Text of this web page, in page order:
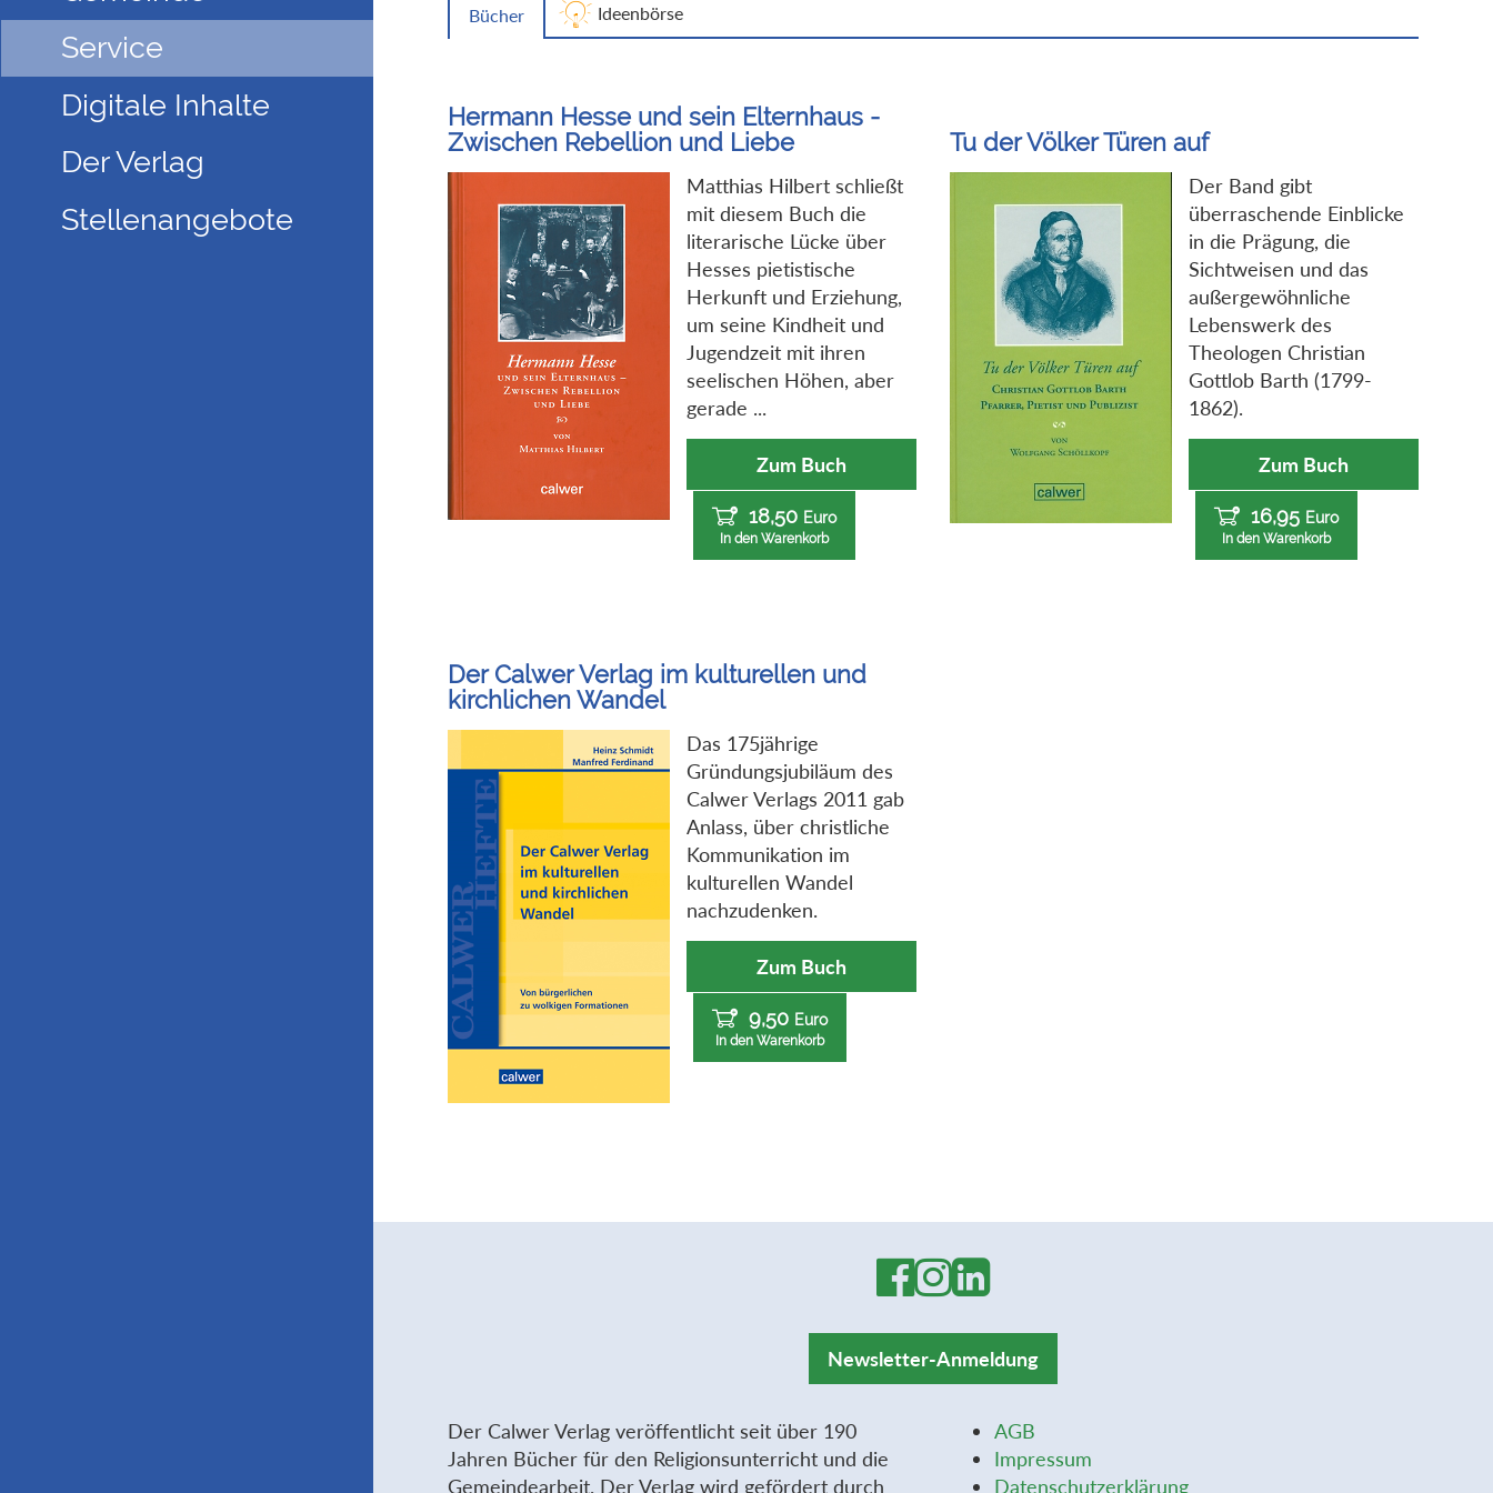
Service
Digitale Inhalte
Der Verlag
Stellenangebote
Bücher Ideenbörse
Hermann Hesse und sein Elternhaus -
Zwischen Rebellion und Liebe
Matthias Hilbert schließt
mit diesem Buch die
literarische Lücke über
Hesses pietistische
Herkunft und Erziehung,
um seine Kindheit und
Jugendzeit mit ihren
seelischen Höhen, aber
gerade ...
Zum Buch
18,50 Euro
In den Warenkorb
Tu der Völker Türen auf
Der Band gibt
überraschende Einblicke
in die Prägung, die
Sichtweisen und das
außergewöhnliche
Lebenswerk des
Theologen Christian
Gottlob Barth (1799-
1862).
Zum Buch
16,95 Euro
In den Warenkorb
Der Calwer Verlag im kulturellen und
kirchlichen Wandel
Das 175jährige
Gründungsjubiläum des
Calwer Verlags 2011 gab
Anlass, über christliche
Kommunikation im
kulturellen Wandel
nachzudenken.
Zum Buch
9,50 Euro
In den Warenkorb
Newsletter-Anmeldung
Der Calwer Verlag veröffentlicht seit über 190
Jahren Bücher für den Religionsunterricht und die
Gemeindearbeit. Der Verlag wird gefördert durch
AGB
Impressum
Datenschutzerklärung